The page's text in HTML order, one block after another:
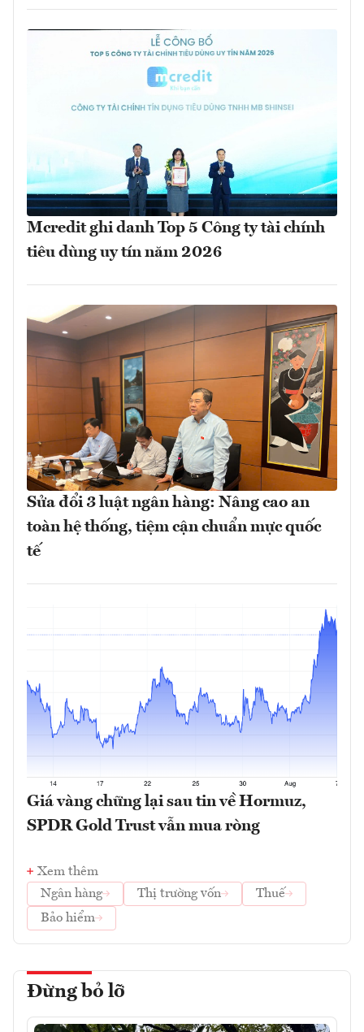
Mcredit ghi danh Top 5 Công ty tài chính
tiêu dùng uy tín năm 2026
Sửa đổi 3 luật ngân hàng: Nâng cao an
toàn hệ thống, tiệm cận chuẩn mực quốc
tế
Giá vàng chững lại sau tin về Hormuz,
SPDR Gold Trust vẫn mua ròng
Xem thêm
Ngân hàng
Thị trường vốn
Thuế
Bảo hiểm
Đừng bỏ lỡ